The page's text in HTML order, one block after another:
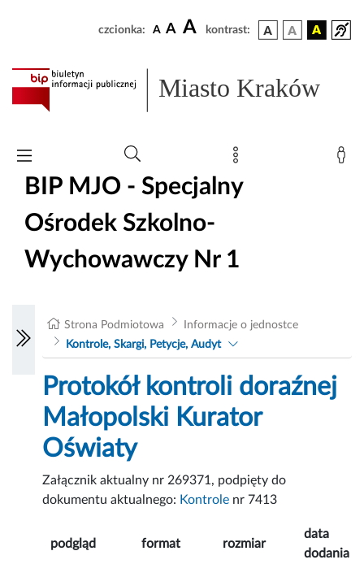
czcionka: A A A kontrast:
Miasto Kraków
BIP MJO - Specjalny
Ośrodek Szkolno-
Wychowawczy Nr 1
Strona Podmiotowa
Informacje o jednostce
Kontrole, Skargi, Petycje, Audyt
Protokół kontroli doraźnej
Małopolski Kurator
Oświaty
Załącznik aktualny nr 269371, podpięty do
dokumentu aktualnego: Kontrole nr 7413
podgląd format rozmiar
data
dodania